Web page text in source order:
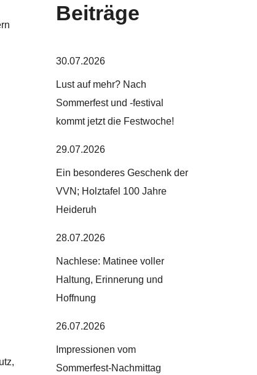
Beiträge
30.07.2026
Lust auf mehr? Nach
Sommerfest und -festival
kommt jetzt die Festwoche!
29.07.2026
Ein besonderes Geschenk der
VVN; Holztafel 100 Jahre
Heideruh
28.07.2026
Nachlese: Matinee voller
Haltung, Erinnerung und
Hoffnung
26.07.2026
Impressionen vom
Sommerfest-Nachmittag